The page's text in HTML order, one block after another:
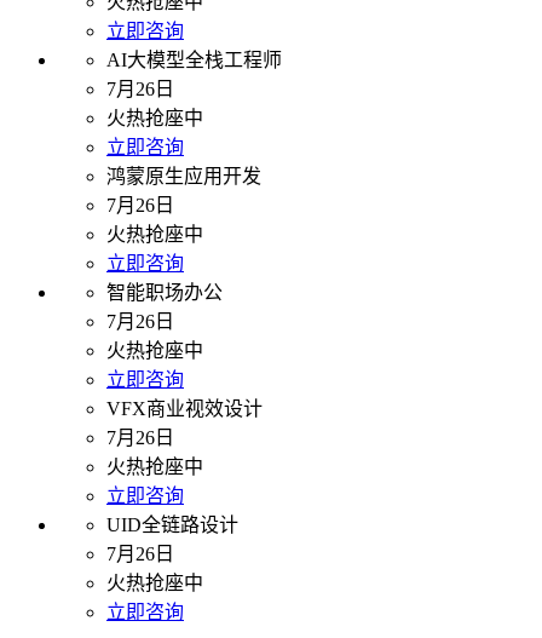
立即咨询
AI大模型全栈工程师
7月26日
火热抢座中
立即咨询
鸿蒙原生应用开发
7月26日
火热抢座中
立即咨询
智能职场办公
7月26日
火热抢座中
立即咨询
VFX商业视效设计
7月26日
火热抢座中
立即咨询
UID全链路设计
7月26日
火热抢座中
立即咨询